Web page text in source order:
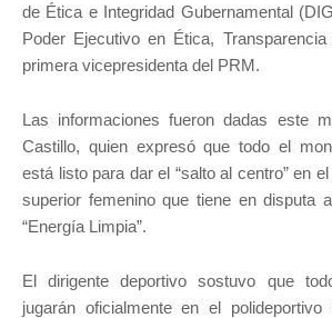
de Ética e Integridad Gubernamental
Poder Ejecutivo en Ética,
primera vicepresidenta del PRM.
Las informaciones fueron dadas este
Castillo, quien expresó que todo el
está listo para dar el “salto al centro” en
superior femenino que tiene en disputa
“Energía Limpia”.
El dirigente deportivo sostuvo que
jugarán oficialmente en el